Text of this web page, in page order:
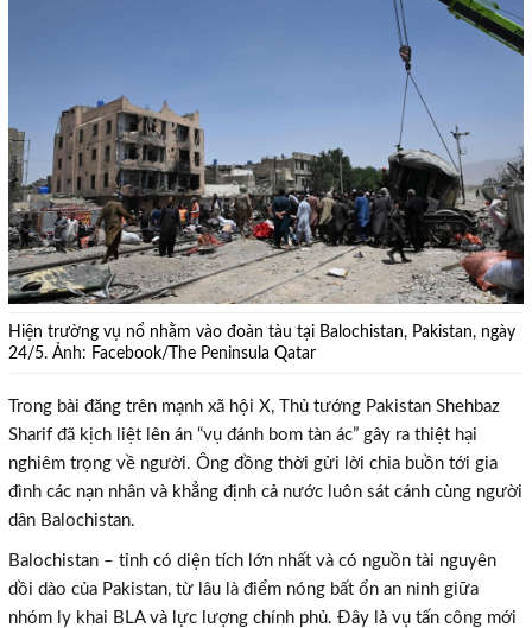
Hiện trường vụ nổ nhằm vào đoàn tàu tại Balochistan, Pakistan, ngày
24/5. Ảnh: Facebook/The Peninsula Qatar
Trong bài đăng trên mạnh xã hội X, Thủ tướng Pakistan Shehbaz
Sharif đã kịch liệt lên án “vụ đánh bom tàn ác” gây ra thiệt hại
nghiêm trọng về người. Ông đồng thời gửi lời chia buồn tới gia
đình các nạn nhân và khẳng định cả nước luôn sát cánh cùng người
dân Balochistan.
Balochistan – tỉnh có diện tích lớn nhất và có nguồn tài nguyên
dồi dào của Pakistan, từ lâu là điểm nóng bất ổn an ninh giữa
nhóm ly khai BLA và lực lượng chính phủ. Đây là vụ tấn công mới